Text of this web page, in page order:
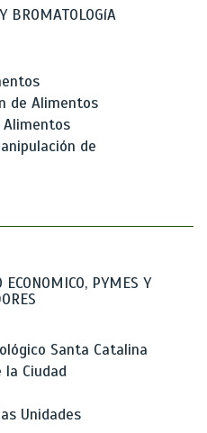
BROMATOLOGíA
de Alimentos
Alimentos
de
ECONOMICO, PYMES Y
Santa Catalina
la Ciudad
Unidades